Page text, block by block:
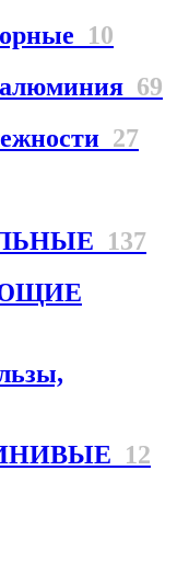
10
алюминия 69
27
137
12